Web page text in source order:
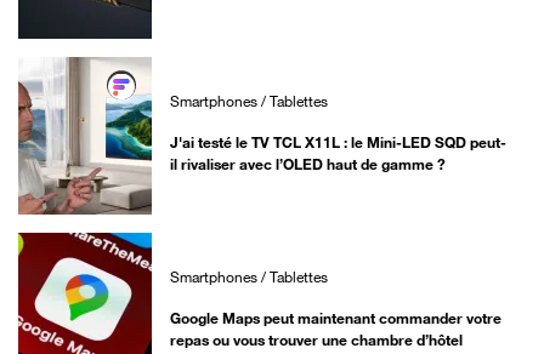
Smartphones / Tablettes
J'ai testé le TV TCL X11L : le Mini-LED SQD peut-
il rivaliser avec l’OLED haut de gamme ?
Smartphones / Tablettes
Google Maps peut maintenant commander votre
repas ou vous trouver une chambre d’hôtel